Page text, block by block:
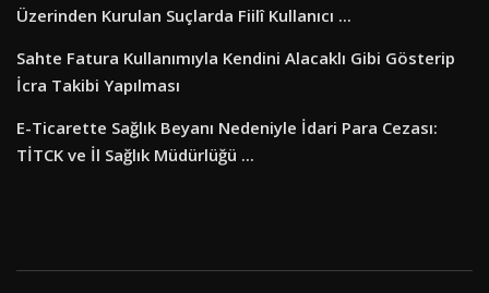
Üzerinden Kurulan Suçlarda Fiilî Kullanıcı ...
Sahte Fatura Kullanımıyla Kendini Alacaklı Gibi Gösterip
İcra Takibi Yapılması
E-Ticarette Sağlık Beyanı Nedeniyle İdari Para Cezası:
TİTCK ve İl Sağlık Müdürlüğü ...